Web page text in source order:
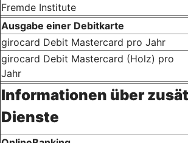
Fremde Institute
Ausgabe einer Debitkarte
girocard Debit Mastercard pro Jahr
girocard Debit Mastercard (Holz) pro
Jahr
Informationen über
Dienste